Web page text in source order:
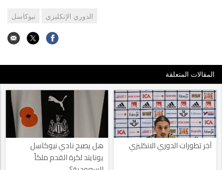
الدوري الإنكليزي نيوكاسل
المقالات المتعلقة
آخر تطورات الدوري الانكليزي
هل يصبح نادي نيوكاسل
يونايتد لكرة القدم ملكاً